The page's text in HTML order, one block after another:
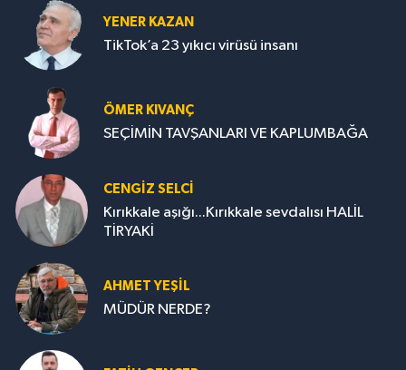
YENER KAZAN
TikTok’a 23 yıkıcı virüsü insanı
ÖMER KIVANÇ
SEÇİMİN TAVŞANLARI VE KAPLUMBAĞA
CENGİZ SELCİ
Kırıkkale aşığı...Kırıkkale sevdalısı HALİL
TİRYAKİ
AHMET YEŞİL
MÜDÜR NERDE?